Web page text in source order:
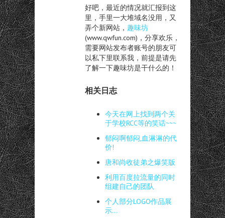
好吧，最近的情况就汇报到这
里，手里一大堆域名没用，又
弄个新网站， 趣味坊
(www.qwfun.com)，分享欢乐，
需要网站发布者账号的朋友可
以私下里联系我，前提是请先
了解一下趣味坊是干什么的！
相关日志
今天在网上找到两个关
于学校RCC等的笑话~~~
郁闷啊郁闷,血淋淋的代
价!
唐和尚收徒弟之爆笑版
利用百度拉流量的同时
组建自己的团队
个人部分LOGO作品展
示…